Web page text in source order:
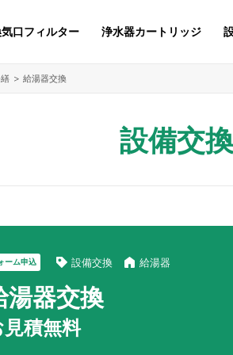
口フィルター 浄水器カートリッジ
給湯器交換
設備交
ーム申込 設備交換 給湯器
湯器交換
見積無料